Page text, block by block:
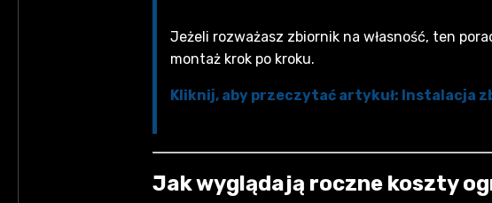
Jeżeli rozważasz zbiornik na własność, ten
montaż krok po kroku.
Kliknij, aby przeczytać artykuł: Instalacja
Jak wyglądają roczne koszty